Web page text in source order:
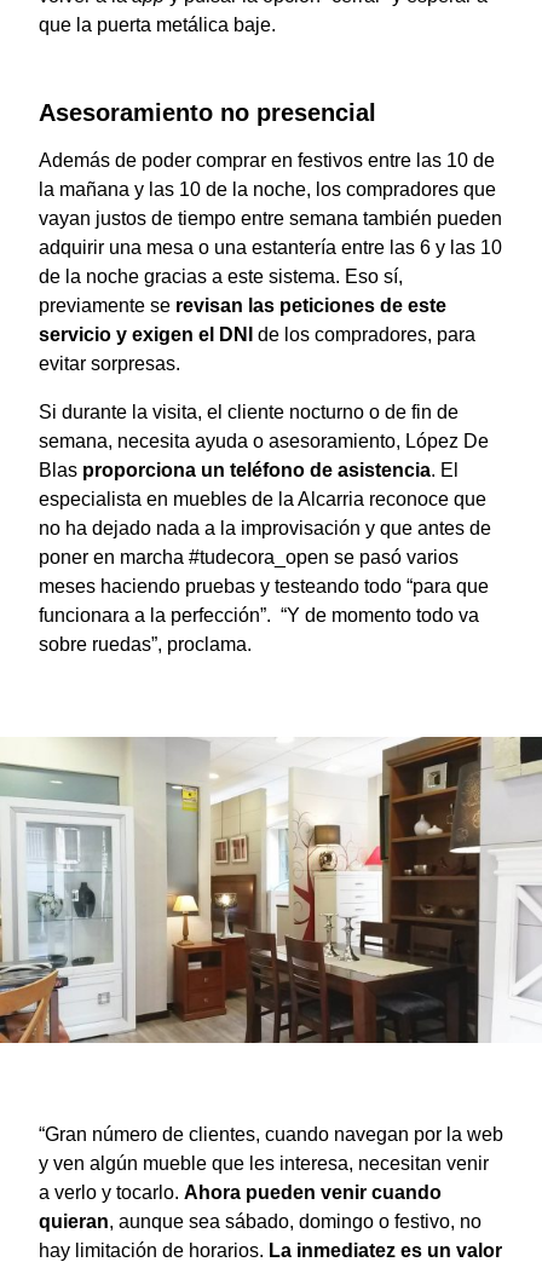
que la puerta metálica baje.
Asesoramiento no presencial
Además de poder comprar en festivos entre las 10 de
la mañana y las 10 de la noche, los compradores que
vayan justos de tiempo entre semana también pueden
adquirir una mesa o una estantería entre las 6 y las 10
de la noche gracias a este sistema. Eso sí,
previamente se revisan las peticiones de este
servicio y exigen el DNI
de los compradores, para
evitar sorpresas.
Si durante la visita, el cliente nocturno o de fin de
semana, necesita ayuda o asesoramiento, López De
Blas proporciona un teléfono de asistencia. El
especialista en muebles de la Alcarria reconoce que
no ha dejado nada a la improvisación y que antes de
poner en marcha #tudecora_open se pasó varios
meses haciendo pruebas y testeando todo “para que
funcionara a la perfección”. “Y de momento todo va
sobre ruedas”, proclama.
“Gran número de clientes, cuando navegan por la web
y ven algún mueble que les interesa, necesitan venir
a verlo y tocarlo. Ahora pueden venir cuando
quieran, aunque sea sábado, domingo o festivo, no
hay limitación de horarios. La inmediatez es un valor